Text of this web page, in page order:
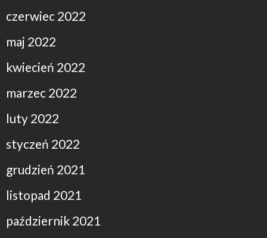
czerwiec 2022
maj 2022
kwiecień 2022
marzec 2022
luty 2022
styczeń 2022
grudzień 2021
listopad 2021
październik 2021